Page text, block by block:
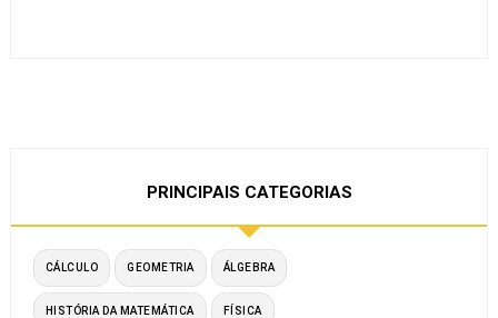
PRINCIPAIS CATEGORIAS
CÁLCULO GEOMETRIA ÁLGEBRA
HISTÓRIA DA MATEMÁTICA FÍSICA